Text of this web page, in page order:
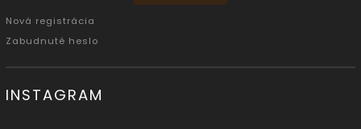
Nová registrácia
Zabudnuté heslo
INSTAGRAM